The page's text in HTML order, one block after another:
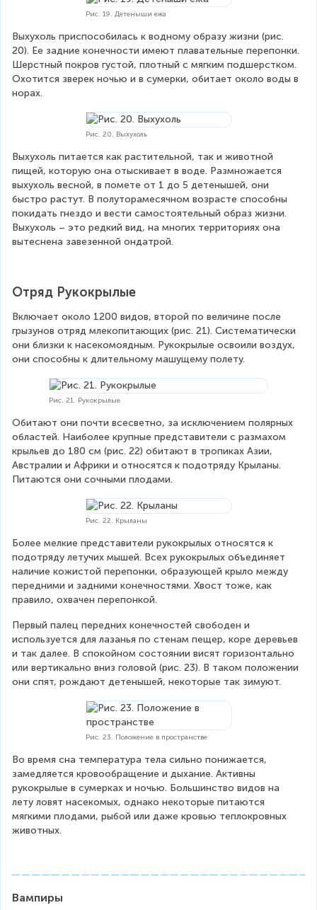
Рис. 19. Детеныши ежа
Выхухоль приспособилась к водному образу жизни (рис.
20). Ее задние конечности имеют плавательные перепонки.
Шерстный покров густой, плотный с мягким подшерстком.
Охотится зверек ночью и в сумерки, обитает около воды в
норах.
Рис. 20. Выхухоль
Выхухоль питается как растительной, так и животной
пищей, которую она отыскивает в воде. Размножается
выхухоль весной, в помете от 1 до 5 детенышей, они
быстро растут. В полуторамесячном возрасте способны
покидать гнездо и вести самостоятельный образ жизни.
Выхухоль – это редкий вид, на многих территориях она
вытеснена завезенной ондатрой.
Отряд Рукокрылые
Включает около 1200 видов, второй по величине после
грызунов отряд млекопитающих (рис. 21). Систематически
они близки к насекомоядным. Рукокрылые освоили воздух,
они способны к длительному машущему полету.
Рис. 21. Рукокрылые
Обитают они почти всесветно, за исключением полярных
областей. Наиболее крупные представители с размахом
крыльев до 180 см (рис. 22) обитают в тропиках Азии,
Австралии и Африки и относятся к подотряду Крыланы.
Питаются они сочными плодами.
Рис. 22. Крыланы
Более мелкие представители рукокрылых относятся к
подотряду летучих мышей. Всех рукокрылых объединяет
наличие кожистой перепонки, образующей крыло между
передними и задними конечностями. Хвост тоже, как
правило, охвачен перепонкой.
Первый палец передних конечностей свободен и
используется для лазанья по стенам пещер, коре деревьев
и так далее. В спокойном состоянии висят горизонтально
или вертикально вниз головой (рис. 23). В таком положении
они спят, рождают детенышей, некоторые так зимуют.
Рис. 23. Положение в пространстве
Во время сна температура тела сильно понижается,
замедляется кровообращение и дыхание. Активны
рукокрылые в сумерках и ночью. Большинство видов на
лету ловят насекомых, однако некоторые питаются
мягкими плодами, рыбой или даже кровью теплокровных
животных.
Вампиры